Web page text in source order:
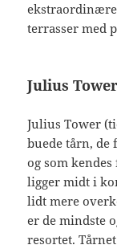
terrasser med
Julius
Julius Tower
buede tårn, de
og som
ligger midt i
lidt mere
er de mindste
resortet.